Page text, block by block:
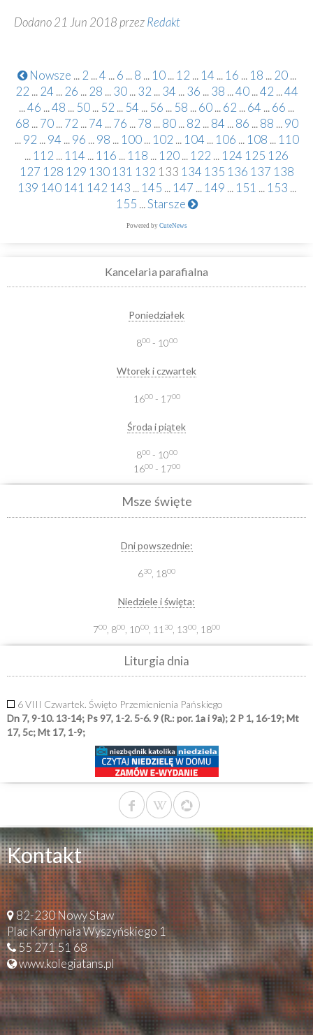
Dodano 21 Jun 2018 przezRedakt
Nowsze ... 2 ...4 ... 6 ... 8 ... 10 ... 12 ... 14 ... 16 ... 18 ... 20 ...
22 ... 24 ... 26 ... 28 ... 30 ... 32 ... 34 ... 36 ... 38 ...40 ...42 ...44
...46 ...48 ... 50... 52 ... 54 ... 56 ... 58 ...60...62 ...64 ...66 ...
68 ... 70 ... 72 ... 74 ... 76 ... 78 ... 80 ... 82 ... 84 ... 86 ... 88 ... 90
... 92 ... 94 ... 96 ... 98 ... 100 ... 102 ... 104 ... 106 ... 108 ... 110
... 112 ... 114 ... 116 ... 118 ... 120... 122 ... 124 125 126
127 128 129 130 131 132 133 134 135 136 137 138
139 140 141 142 143 ... 145 ... 147 ... 149 ... 151 ... 153 ...
155 ...Starsze
Powered by CuteNews
Kancelaria parafialna
Poniedziałek
800- 1000
Wtorek i czwartek
1600- 1700
Środa i piątek
800- 1000
1600- 1700
Msze święte
Dni powszednie:
630 , 1800
Niedziele i święta:
700 , 800 , 1000 , 11 30 , 1300 , 1800
Liturgia dnia
6 VIII Czwartek. Święto Przemienienia Pańskiego
Dn 7, 9-10. 13-14; Ps 97, 1-2. 5-6. 9 (R.: por. 1a i 9a); 2 P 1, 16-19; Mt
17, 5c; Mt 17, 1-9;
Kontakt
82-230 Nowy Staw
Plac Kardynała Wyszyńskiego 1
55 271 51 68
www.kolegiatans.pl